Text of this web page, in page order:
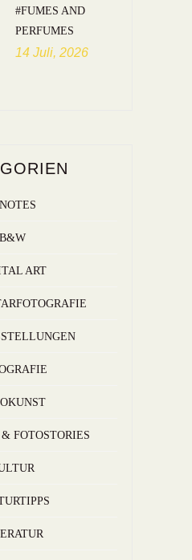
#FUMES AND
PERFUMES
14 Juli, 2026
B&W
ART
FOTOSTORIES